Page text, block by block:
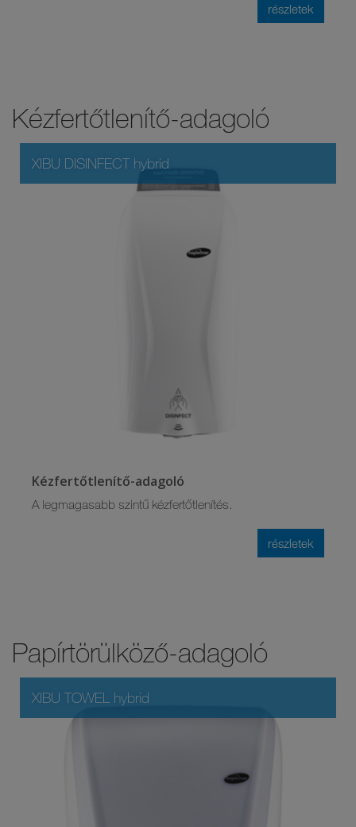
részletek
Kézfertőtlenítő-adagoló
XIBU DISINFECT hybrid
részletek
Kézfertőtlenítő-adagoló
A legmagasabb szintű kézfertőtlenítés.
Papírtörülköző-adagoló
XIBU TOWEL hybrid